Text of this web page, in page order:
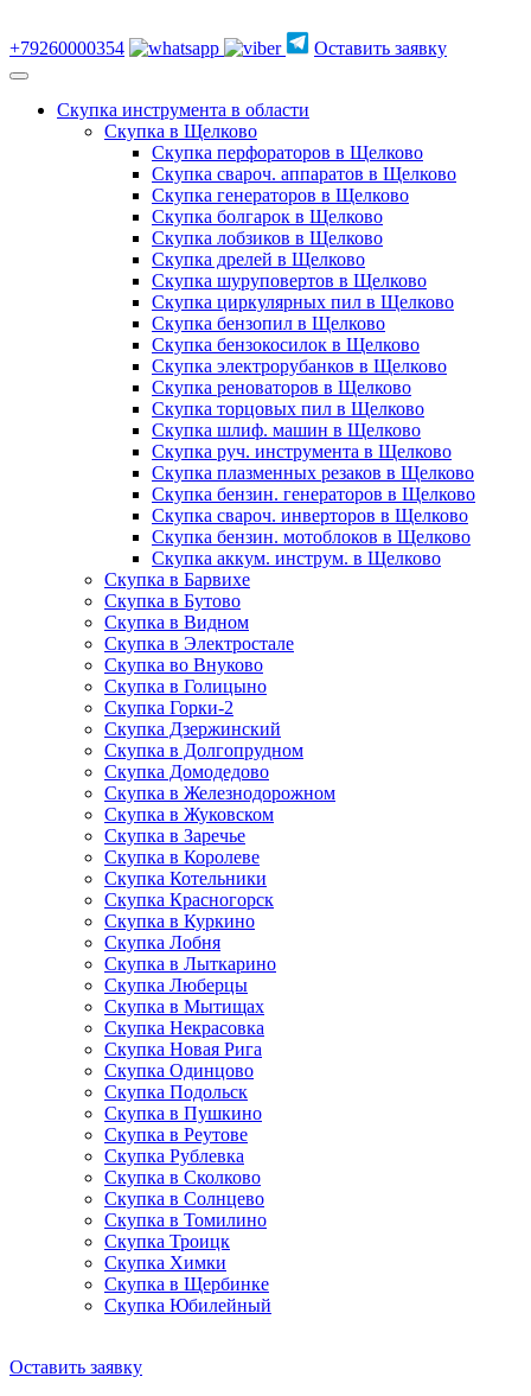
+79260000354 Оставить заявку
Скупка инструмента в области
Скупка в Щелково
Скупка перфораторов в Щелково
Скупка свароч. аппаратов в Щелково
Скупка генераторов в Щелково
Скупка болгарок в Щелково
Скупка лобзиков в Щелково
Скупка дрелей в Щелково
Скупка шуруповертов в Щелково
Скупка циркулярных пил в Щелково
Скупка бензопил в Щелково
Скупка бензокосилок в Щелково
Скупка электрорубанков в Щелково
Скупка реноваторов в Щелково
Скупка торцовых пил в Щелково
Скупка шлиф. машин в Щелково
Скупка руч. инструмента в Щелково
Скупка плазменных резаков в Щелково
Скупка бензин. генераторов в Щелково
Скупка свароч. инверторов в Щелково
Скупка бензин. мотоблоков в Щелково
Скупка аккум. инструм. в Щелково
Скупка в Барвихе
Скупка в Бутово
Скупка в Видном
Скупка в Электростале
Скупка во Внуково
Скупка в Голицыно
Скупка Горки-2
Скупка Дзержинский
Скупка в Долгопрудном
Скупка Домодедово
Скупка в Железнодорожном
Скупка в Жуковском
Скупка в Заречье
Скупка в Королеве
Скупка Котельники
Скупка Красногорск
Скупка в Куркино
Скупка Лобня
Скупка в Лыткарино
Скупка Люберцы
Скупка в Мытищах
Скупка Некрасовка
Скупка Новая Рига
Скупка Одинцово
Скупка Подольск
Скупка в Пушкино
Скупка в Реутове
Скупка Рублевка
Скупка в Сколково
Скупка в Солнцево
Скупка в Томилино
Скупка Троицк
Скупка Химки
Скупка в Щербинке
Скупка Юбилейный
Оставить заявку